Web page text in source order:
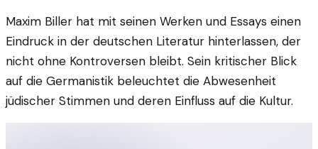
Maxim Biller hat mit seinen Werken und Essays einen
Eindruck in der deutschen Literatur hinterlassen, der
nicht ohne Kontroversen bleibt. Sein kritischer Blick
auf die Germanistik beleuchtet die Abwesenheit
jüdischer Stimmen und deren Einfluss auf die Kultur.